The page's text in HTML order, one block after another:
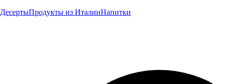
ДесертыПродукты из ИталииНапитки